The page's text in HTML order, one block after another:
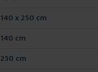
140 x 250 cm
140 cm
250 cm